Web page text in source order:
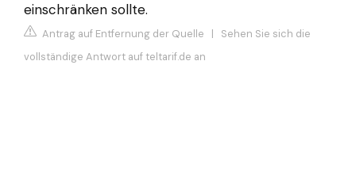
einschränken sollte.
Antrag auf Entfernung der Quelle | Sehen Sie sich die
vollständige Antwort auf teltarif.de an